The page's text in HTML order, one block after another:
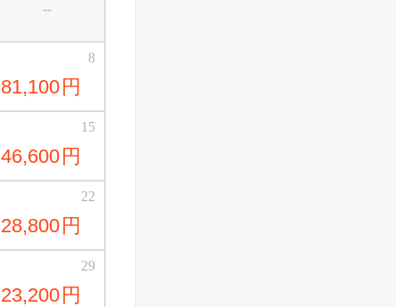
--
81,100 円
8
46,600 円
15
28,800 円
22
23,200 円
29